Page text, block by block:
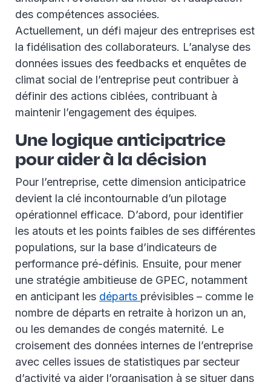
des compétences associées.
Actuellement, un défi majeur des entreprises est
la fidélisation des collaborateurs. L’analyse des
données issues des feedbacks et enquêtes de
climat social de l’entreprise peut contribuer à
définir des actions ciblées, contribuant à
maintenir l’engagement des équipes.
Une logique anticipatrice
pour aider à la décision
Pour l’entreprise, cette dimension anticipatrice
devient la clé incontournable d’un pilotage
opérationnel efficace. D’abord, pour identifier
les atouts et les points faibles de ses différentes
populations, sur la base d’indicateurs de
performance pré-définis. Ensuite, pour mener
une stratégie ambitieuse de GPEC, notamment
en anticipant les départs prévisibles – comme le
nombre de départs en retraite à horizon un an,
ou les demandes de congés maternité. Le
croisement des données internes de l’entreprise
avec celles issues de statistiques par secteur
d’activité va aider l’organisation à se situer dans